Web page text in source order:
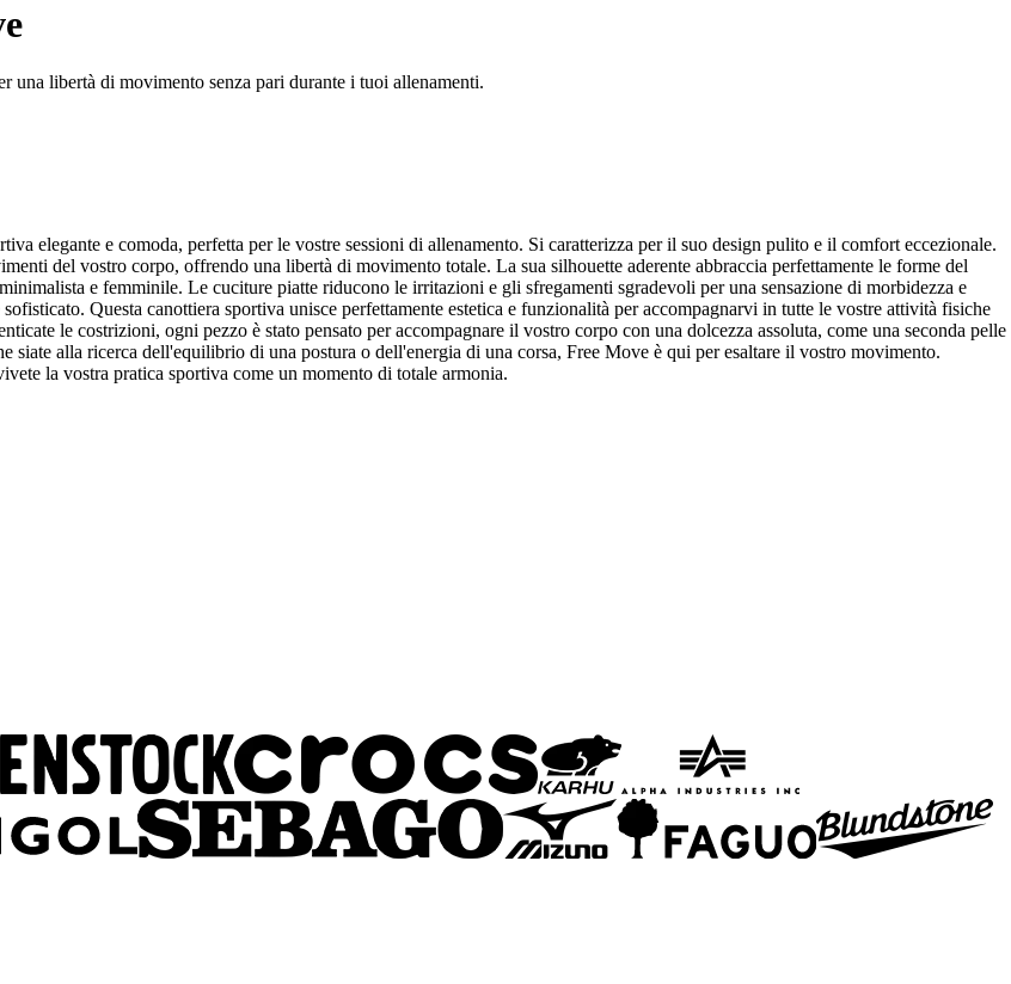
una libertà di movimento senza pari durante i tuoi allenamenti.
elegante e comoda, perfetta per le vostre sessioni di allenamento. Si caratterizza per il suo design pulito e il comfort eccezionale.
del vostro corpo, offrendo una libertà di movimento totale. La sua silhouette aderente abbraccia perfettamente le forme del
e femminile. Le cuciture piatte riducono le irritazioni e gli sfregamenti sgradevoli per una sensazione di morbidezza e
Questa canottiera sportiva unisce perfettamente estetica e funzionalità per accompagnarvi in tutte le vostre attività fisiche
le costrizioni, ogni pezzo è stato pensato per accompagnare il vostro corpo con una dolcezza assoluta, come una seconda pelle
alla ricerca dell'equilibrio di una postura o dell'energia di una corsa, Free Move è qui per esaltare il vostro movimento.
la vostra pratica sportiva come un momento di totale armonia.